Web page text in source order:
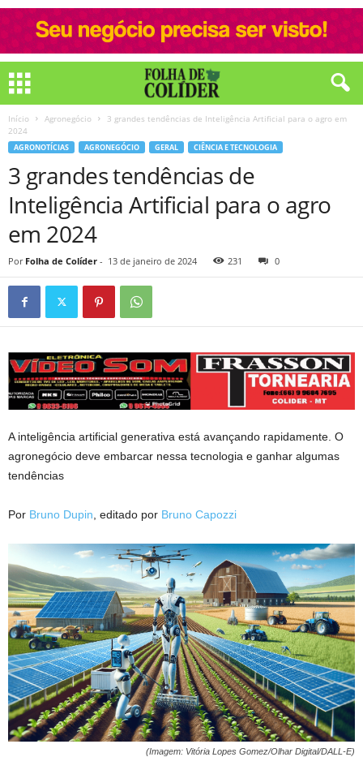
Início Agronegócio
3 grandes tendências de Inteligência Artificial para o agro em
2024
AGRONOTÍCIAS AGRONEGÓCIO GERAL CIÊNCIA E TECNOLOGIA
3 grandes tendências de
Inteligência Artificial para o agro
em 2024
Por Folha de Colíder - 13 de janeiro de 2024 231 0
A inteligência artificial generativa está avançando rapidamente. O
agronegócio deve embarcar nessa tecnologia e ganhar algumas
tendências
Por Bruno Dupin , editado por Bruno Capozzi
(Imagem: Vitória Lopes Gomez/Olhar Digital/DALL-E)